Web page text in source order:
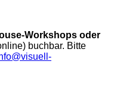
Workshops oder
buchbar. Bitte